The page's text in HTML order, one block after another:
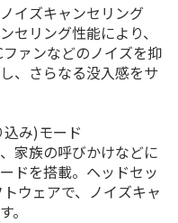
イズキャンセリング
セリング性能により、
ァンなどのノイズを抑
、さらなる没入感をサ
み)モード
家族の呼びかけなどに
ドを搭載。ヘッドセッ
ウェアで、ノイズキャ
。